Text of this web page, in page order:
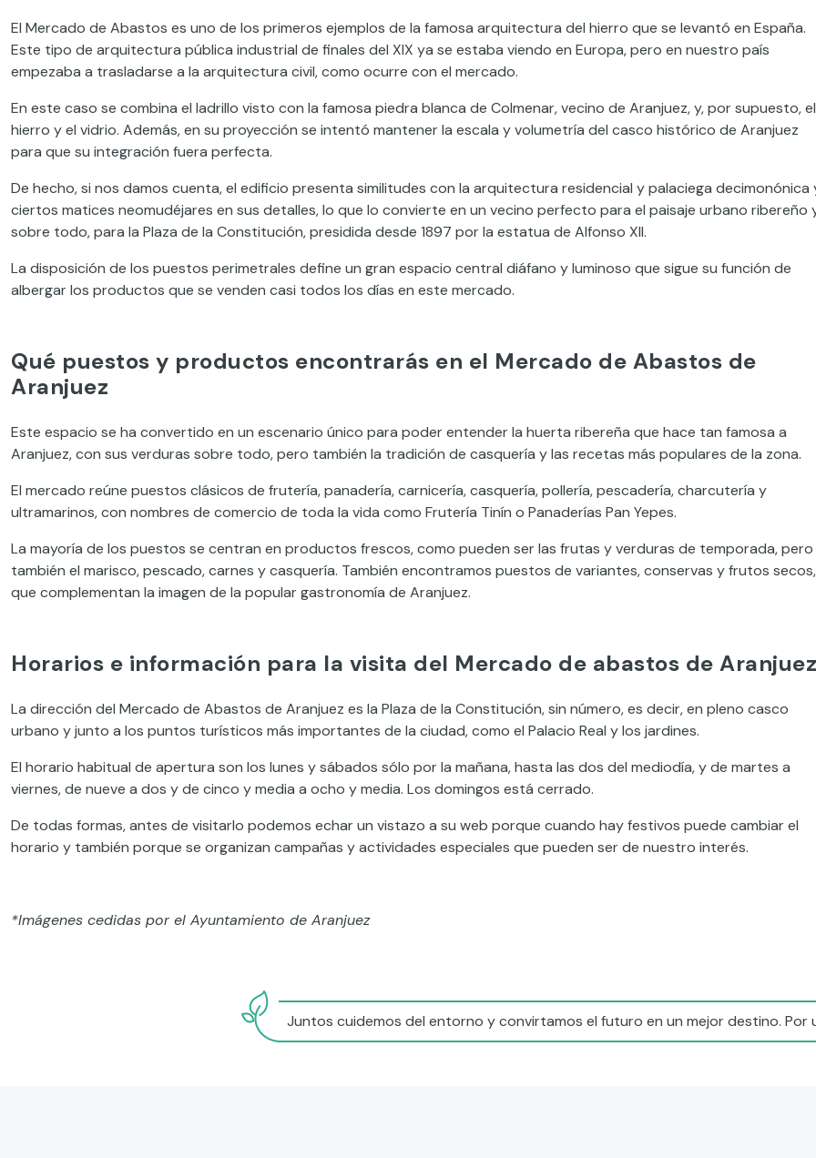
El Mercado de Abastos es uno de los primeros ejemplos de la famosa arquitectura del hierro que se levantó en España.
Este tipo de arquitectura pública industrial de finales del XIX ya se estaba viendo en Europa, pero en nuestro país
empezaba a trasladarse a la arquitectura civil, como ocurre con el mercado.
En este caso se combina el ladrillo visto con la famosa piedra blanca de Colmenar, vecino de Aranjuez, y, por supuesto, el
hierro y el vidrio. Además, en su proyección se intentó mantener la escala y volumetría del casco histórico de Aranjuez
para que su integración fuera perfecta.
De hecho, si nos damos cuenta, el edificio presenta similitudes con la arquitectura residencial y palaciega decimonónica
ciertos matices neomudéjares en sus detalles, lo que lo convierte en un vecino perfecto para el paisaje urbano ribereño
sobre todo, para la Plaza de la Constitución, presidida desde 1897 por la estatua de Alfonso XII.
La disposición de los puestos perimetrales define un gran espacio central diáfano y luminoso que sigue su función de
albergar los productos que se venden casi todos los días en este mercado.
Qué puestos y productos encontrarás en el Mercado de Abastos de
Aranjuez
Este espacio se ha convertido en un escenario único para poder entender la huerta ribereña que hace tan famosa a
Aranjuez, con sus verduras sobre todo, pero también la tradición de casquería y las recetas más populares de la zona.
El mercado reúne puestos clásicos de frutería, panadería, carnicería, casquería, pollería, pescadería, charcutería y
ultramarinos, con nombres de comercio de toda la vida como Frutería Tinín o Panaderías Pan Yepes.
La mayoría de los puestos se centran en productos frescos, como pueden ser las frutas y verduras de temporada, pero
también el marisco, pescado, carnes y casquería. También encontramos puestos de variantes, conservas y frutos secos,
que complementan la imagen de la popular gastronomía de Aranjuez.
Horarios e información para la visita del Mercado de abastos de Aranjuez
La dirección del Mercado de Abastos de Aranjuez es la Plaza de la Constitución, sin número, es decir, en pleno casco
urbano y junto a los puntos turísticos más importantes de la ciudad, como el Palacio Real y los jardines.
El horario habitual de apertura son los lunes y sábados sólo por la mañana, hasta las dos del mediodía, y de martes a
viernes, de nueve a dos y de cinco y media a ocho y media. Los domingos está cerrado.
De todas formas, antes de visitarlo podemos echar un vistazo a su web porque cuando hay festivos puede cambiar el
horario y también porque se organizan campañas y actividades especiales que pueden ser de nuestro interés.
*Imágenes cedidas por el Ayuntamiento de Aranjuez
Juntos cuidemos del entorno y convirtamos el futuro en un mejor destino. Por